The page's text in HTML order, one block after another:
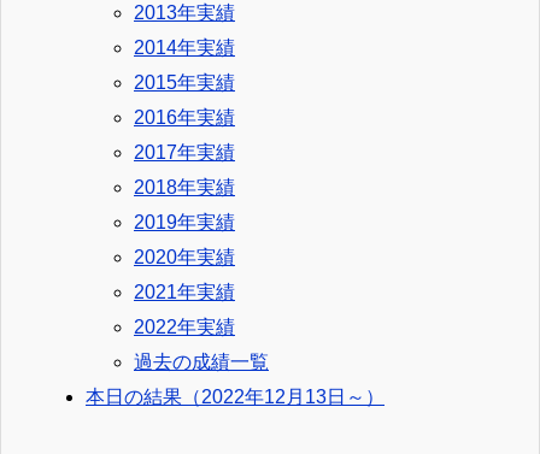
2013年実績
2014年実績
2015年実績
2016年実績
2017年実績
2018年実績
2019年実績
2020年実績
2021年実績
2022年実績
過去の成績一覧
本日の結果（2022年12月13日～）